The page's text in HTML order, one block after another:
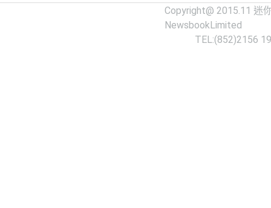
Copyright@ 2015.11迷
NewsbookLimited
TEL:(852)2156